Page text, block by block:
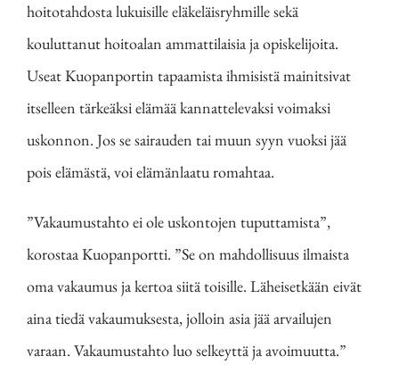
hoitotahdosta lukuisille eläkeläisryhmille sekä
kouluttanut hoitoalan ammattilaisia ja opiskelijoita.
Useat Kuopanportin tapaamista ihmisistä mainitsivat
itselleen tärkeäksi elämää kannattelevaksi voimaksi
uskonnon. Jos se sairauden tai muun syyn vuoksi jää
pois elämästä, voi elämänlaatu romahtaa.
”Vakaumustahto ei ole uskontojen tuputtamista”,
korostaa Kuopanportti. ”Se on mahdollisuus ilmaista
oma vakaumus ja kertoa siitä toisille. Läheisetkään eivät
aina tiedä vakaumuksesta, jolloin asia jää arvailujen
varaan. Vakaumustahto luo selkeyttä ja avoimuutta.”